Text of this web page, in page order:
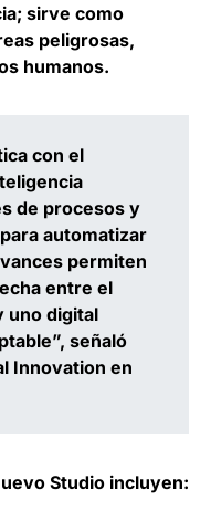
sirve como
peligrosas,
humanos.
con el
de procesos y
automatizar
permiten
entre el
uno digital
señaló
Innovation en
Studio incluyen: